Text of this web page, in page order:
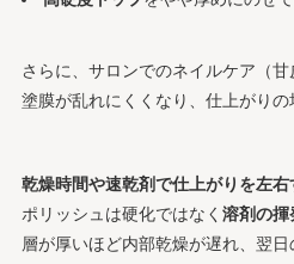
さらに、サロンでのネイルケア（
塗膜が乱れにくくなり、仕上がりの
乾燥時間や速乾剤で仕上がりを左右
ポリッシュは硬化ではなく 溶剤の揮
層が厚いほど内部乾燥が遅れ、翌